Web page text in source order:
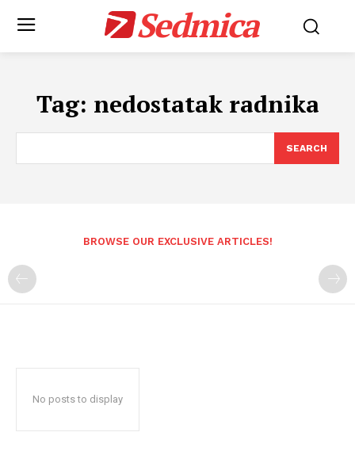
Sedmica
Tag: nedostatak radnika
SEARCH
BROWSE OUR EXCLUSIVE ARTICLES!
No posts to display